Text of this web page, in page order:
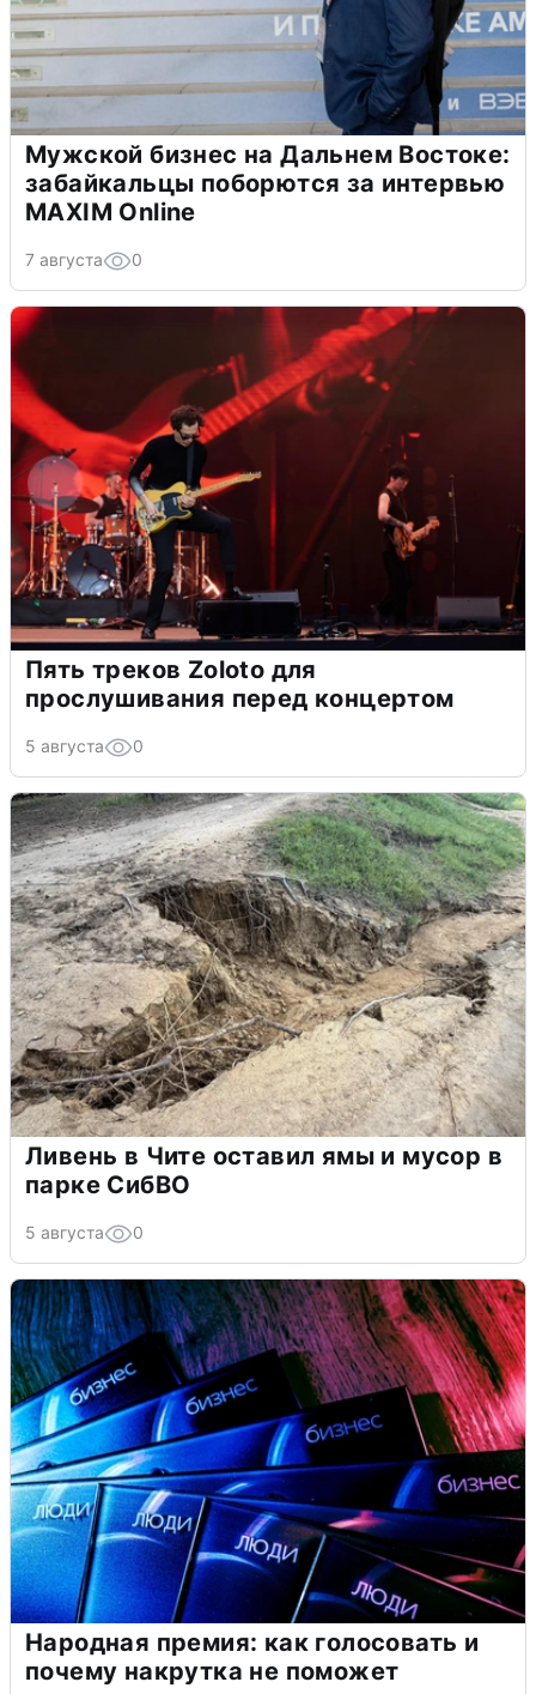
Мужской бизнес на Дальнем Востоке:
забайкальцы поборются за интервью
MAXIM Online
7 августа 0
Пять треков Zoloto для
прослушивания перед концертом
5 августа 0
Ливень в Чите оставил ямы и мусор в
парке СибВО
5 августа 0
Народная премия: как голосовать и
почему накрутка не поможет